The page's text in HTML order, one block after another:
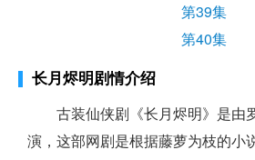
第39集
第40集
长月烬明剧情介绍
古装仙侠剧《长月烬明》是由
演，这部网剧是根据藤萝为枝的小